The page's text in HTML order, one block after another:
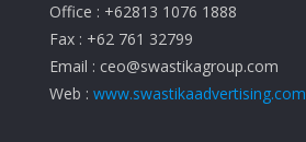
Office : +62813 1076 1888
Fax : +62 761 32799
Email : ceo@swastikagroup.com
Web : www.swastikaadvertising.com